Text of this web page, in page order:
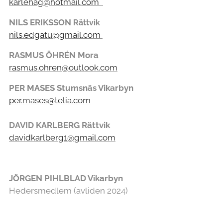
karlehag@hotmail.com
NILS ERIKSSON Rättvik
nils.edgatu@gmail.com
RASMUS ÖHRÉN Mora
rasmus.ohren@outlook.com
PER MASES Stumsnäs Vikarbyn
per.mases@telia.com
DAVID KARLBERG Rättvik
davidkarlberg1@gmail.com
JÖRGEN PIHLBLAD Vikarbyn
Hedersmedlem (avliden 2024)